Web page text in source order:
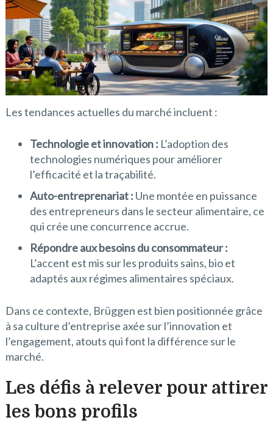
Les tendances actuelles du marché incluent :
Technologie et innovation : L’adoption des
technologies numériques pour améliorer
l’efficacité et la traçabilité.
Auto-entreprenariat : Une montée en puissance
des entrepreneurs dans le secteur alimentaire, ce
qui crée une concurrence accrue.
Répondre aux besoins du consommateur :
L’accent est mis sur les produits sains, bio et
adaptés aux régimes alimentaires spéciaux.
Dans ce contexte, Brüggen est bien positionnée grâce
à sa culture d’entreprise axée sur l’innovation et
l’engagement, atouts qui font la différence sur le
marché.
Les défis à relever pour attirer
les bons profils